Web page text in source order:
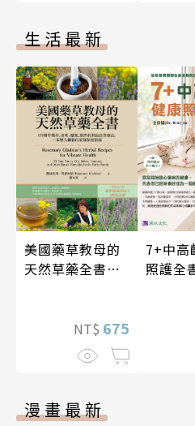
生活最新
美國藥草教母的
天然草藥全書
NT$ 675
7+中高
照護全
漫畫最新